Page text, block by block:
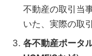
不動産の取引当
いた、実際の取
各不動産ポータ